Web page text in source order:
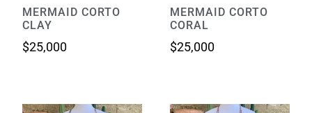
MERMAID CORTO
CLAY
$25,000
MERMAID CORTO
CORAL
$25,000